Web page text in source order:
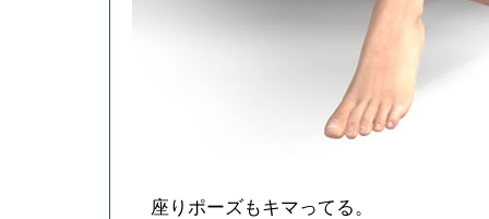
座りポーズもキマってる。